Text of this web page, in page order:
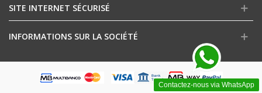
Contactez-nous via WhatsApp
SITE INTERNET SÉCURISÉ
INFORMATIONS SUR LA SOCIÉTÉ